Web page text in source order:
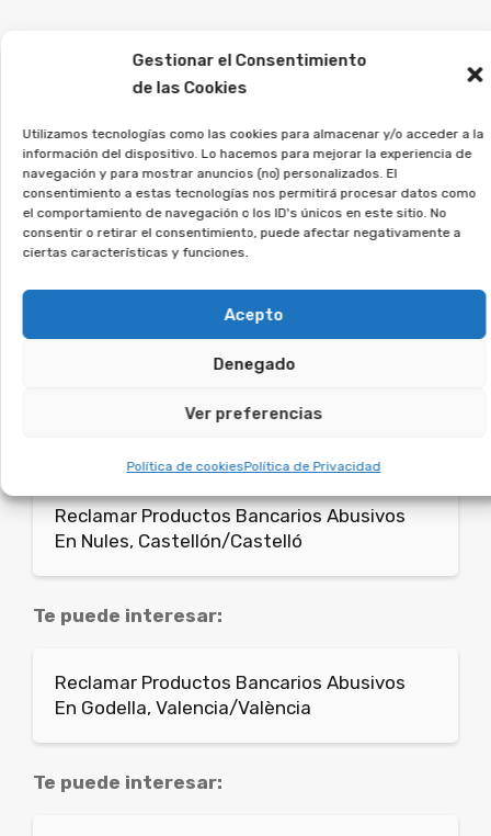
Gestionar el Consentimiento
de las Cookies
Utilizamos tecnologías como las cookies para almacenar y/o acceder a la
información del dispositivo. Lo hacemos para mejorar la experiencia de
navegación y para mostrar anuncios (no) personalizados. El
consentimiento a estas tecnologías nos permitirá procesar datos como
el comportamiento de navegación o los ID's únicos en este sitio. No
consentir o retirar el consentimiento, puede afectar negativamente a
ciertas características y funciones.
Acepto
Denegado
Ver preferencias
Política de cookiesPolítica de Privacidad
Desde la Asociación Afeban
asesoramos a quienes
a recuperar su dinero.
Si crees que puedes estar afectado, regístrate
sin compromiso, y veremos si puedes reclamar.
En Canals, Valencia/València
Reclamar Productos Bancarios Abusivos
En Nules, Castellón/Castelló
Te puede interesar:
Reclamar Productos Bancarios Abusivos
En Godella, Valencia/València
Te puede interesar: